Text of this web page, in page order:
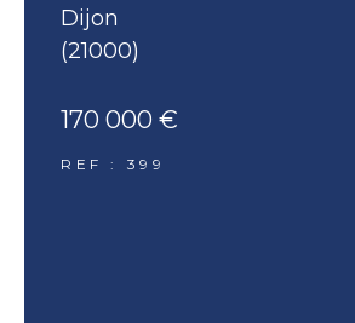
Dijon
(21000)
170 000 €
REF : 399